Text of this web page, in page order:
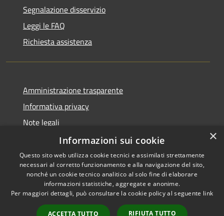
Segnalazione disservizio
Leggi le FAQ
Richiesta assistenza
Amministrazione trasparente
Informativa privacy
Note legali
Dichiarazione di accessibilità
RSS
Accessibilità
Copyright © 2026 • Comune di
Municipium• Accesso
×
Informazioni sui cookie
Questo sito web utilizza cookie tecnici e assimilati strettamente
necessari al corretto funzionamento e alla navigazione del sito,
nonché un cookie tecnico analitico al solo fine di elaborare
informazioni statistiche, aggregate e anonime.
Per maggiori dettagli, può consultare la cookie policy al seguente link
ACCETTA TUTTO RIFIUTA TUTTO